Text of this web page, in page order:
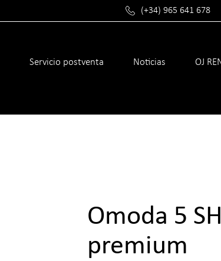
(+34) 965 641 678
Servicio postventa Noticias OJ
Omoda 5
premium